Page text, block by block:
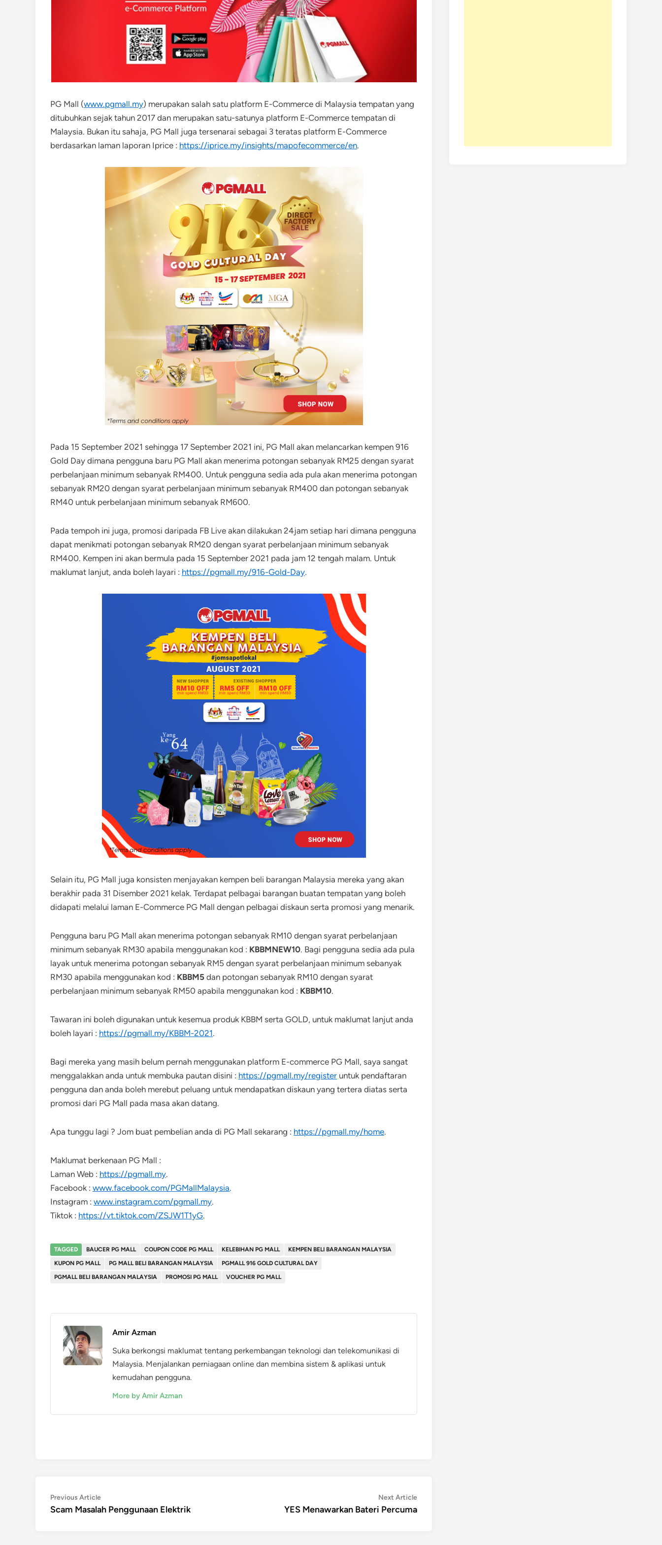
PG Mall (www.pgmall.my) merupakan salah satu platform E-Commerce di Malaysia tempatan yang
ditubuhkan sejak tahun 2017 dan merupakan satu-satunya platform E-Commerce tempatan di
Malaysia. Bukan itu sahaja, PG Mall juga tersenarai sebagai 3 teratas platform E-Commerce
berdasarkan laman laporan Iprice : https://iprice.my/insights/mapofecommerce/en.
Pada 15 September 2021 sehingga 17 September 2021 ini, PG Mall akan melancarkan kempen 916
Gold Day dimana pengguna baru PG Mall akan menerima potongan sebanyak RM25 dengan syarat
perbelanjaan minimum sebanyak RM400. Untuk pengguna sedia ada pula akan menerima potongan
sebanyak RM20 dengan syarat perbelanjaan minimum sebanyak RM400 dan potongan sebanyak
RM40 untuk perbelanjaan minimum sebanyak RM600.
Pada tempoh ini juga, promosi daripada FB Live akan dilakukan 24jam setiap hari dimana pengguna
dapat menikmati potongan sebanyak RM20 dengan syarat perbelanjaan minimum sebanyak
RM400. Kempen ini akan bermula pada 15 September 2021 pada jam 12 tengah malam. Untuk
maklumat lanjut, anda boleh layari : https://pgmall.my/916-Gold-Day.
Selain itu, PG Mall juga konsisten menjayakan kempen beli barangan Malaysia mereka yang akan
berakhir pada 31 Disember 2021 kelak. Terdapat pelbagai barangan buatan tempatan yang boleh
didapati melalui laman E-Commerce PG Mall dengan pelbagai diskaun serta promosi yang menarik.
Pengguna baru PG Mall akan menerima potongan sebanyak RM10 dengan syarat perbelanjaan
minimum sebanyak RM30 apabila menggunakan kod : KBBMNEW10. Bagi pengguna sedia ada pula
layak untuk menerima potongan sebanyak RM5 dengan syarat perbelanjaan minimum sebanyak
RM30 apabila menggunakan kod : KBBM5 dan potongan sebanyak RM10 dengan syarat
perbelanjaan minimum sebanyak RM50 apabila menggunakan kod : KBBM10.
Tawaran ini boleh digunakan untuk kesemua produk KBBM serta GOLD, untuk maklumat lanjut anda
boleh layari : https://pgmall.my/KBBM-2021.
Bagi mereka yang masih belum pernah menggunakan platform E-commerce PG Mall, saya sangat
menggalakkan anda untuk membuka pautan disini : https://pgmall.my/register untuk pendaftaran
pengguna dan anda boleh merebut peluang untuk mendapatkan diskaun yang tertera diatas serta
promosi dari PG Mall pada masa akan datang.
Apa tunggu lagi ? Jom buat pembelian anda di PG Mall sekarang : https://pgmall.my/home.
Maklumat berkenaan PG Mall :
Laman Web : https://pgmall.my.
Facebook : www.facebook.com/PGMallMalaysia.
Instagram : www.instagram.com/pgmall.my.
Tiktok : https://vt.tiktok.com/ZSJW1T1yG.
TAGGED BAUCER PG MALL COUPON CODE PG MALL KELEBIHAN PG MALL
KEMPEN BELI BARANGAN MALAYSIA
KUPON PG MALL
PG MALL BELI BARANGAN MALAYSIA
PGMALL 916 GOLD CULTURAL DAY
PGMALL BELI BARANGAN MALAYSIA
PROMOSI PG MALL VOUCHER PG MALL
Amir Azman
Suka berkongsi maklumat tentang perkembangan teknologi dan telekomunikasi di
Malaysia. Menjalankan perniagaan online dan membina sistem & aplikasi untuk
kemudahan pengguna.
More by Amir Azman
Post
navigation
Previous ArticlePrevious
article:
Scam Masalah Penggunaan Elektrik
Next ArticleNext
article:
YES Menawarkan Bateri Percuma